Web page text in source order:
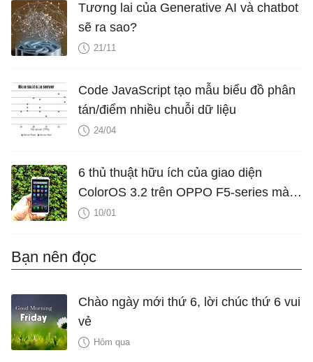
Tương lai của Generative AI và chatbot
sẽ ra sao?
21/11
Code JavaScript tạo mẫu biểu đồ phân
tán/điểm nhiều chuỗi dữ liệu
24/04
6 thủ thuật hữu ích của giao diện
ColorOS 3.2 trên OPPO F5-series mà
bạn không nên bỏ qua
10/01
Bạn nên đọc
Chào ngày mới thứ 6, lời chúc thứ 6 vui
vẻ
Hôm qua